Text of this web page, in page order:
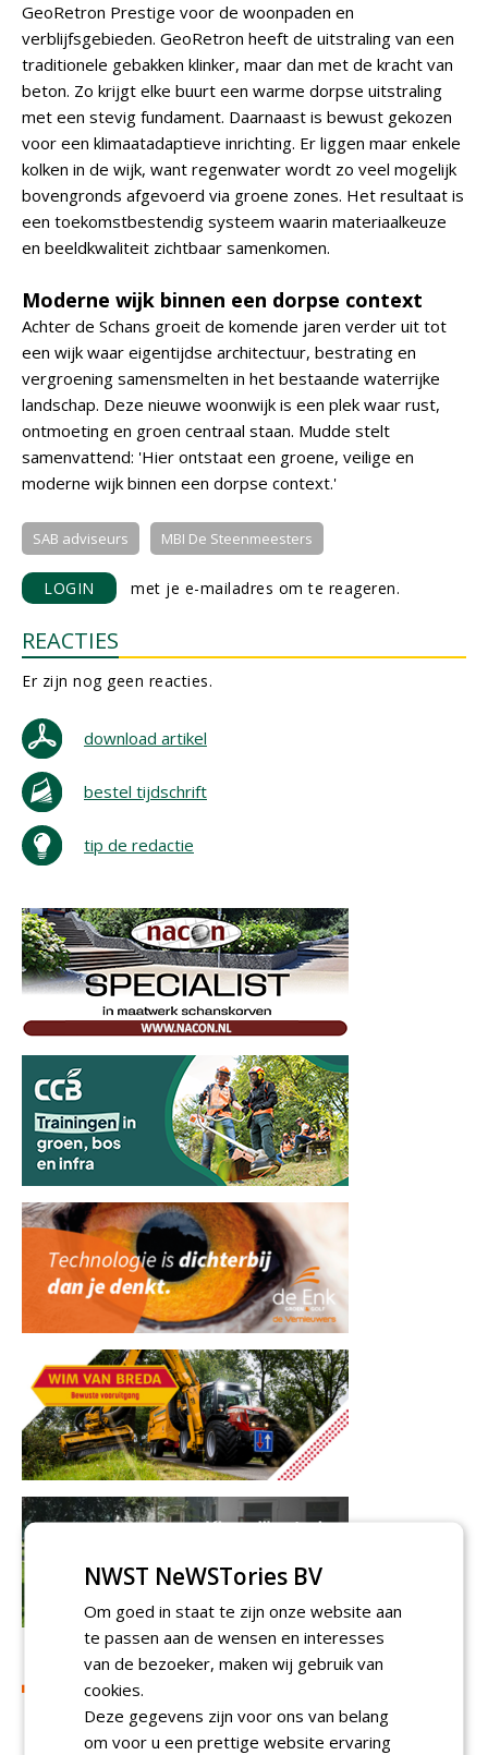
GeoRetron Prestige voor de woonpaden en
verblijfsgebieden. GeoRetron heeft de uitstraling van een
traditionele gebakken klinker, maar dan met de kracht van
beton. Zo krijgt elke buurt een warme dorpse uitstraling
met een stevig fundament. Daarnaast is bewust gekozen
voor een klimaatadaptieve inrichting. Er liggen maar enkele
kolken in de wijk, want regenwater wordt zo veel mogelijk
bovengronds afgevoerd via groene zones. Het resultaat is
een toekomstbestendig systeem waarin materiaalkeuze
en beeldkwaliteit zichtbaar samenkomen.
Moderne wijk binnen een dorpse context
Achter de Schans groeit de komende jaren verder uit tot
een wijk waar eigentijdse architectuur, bestrating en
vergroening samensmelten in het bestaande waterrijke
landschap. Deze nieuwe woonwijk is een plek waar rust,
ontmoeting en groen centraal staan. Mudde stelt
samenvattend: 'Hier ontstaat een groene, veilige en
moderne wijk binnen een dorpse context.'
SAB adviseurs MBI De Steenmeesters
LOGIN met je e-mailadres om te reageren.
REACTIES
Er zijn nog geen reacties.
download artikel
bestel tijdschrift
tip de redactie
NWST NeWSTories BV
Om goed in staat te zijn onze website aan
te passen aan de wensen en interesses
van de bezoeker, maken wij gebruik van
cookies.
Deze gegevens zijn voor ons van belang
om voor u een prettige website ervaring